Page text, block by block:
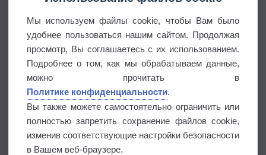
Мы используем файлы cookie, чтобы Вам было
удобнее пользоваться нашим сайтом. Продолжая
просмотр, Вы соглашаетесь с их использованием.
Подробнее о том, как мы обрабатываем данные,
можно прочитать в
Политике конфиденциальности.
Вы также можете самостоятельно ограничить или
полностью запретить сохранение файлов cookie,
изменив соответствующие настройки безопасности
в Вашем веб-браузере.